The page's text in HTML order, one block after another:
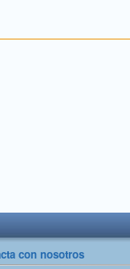
con nosotros